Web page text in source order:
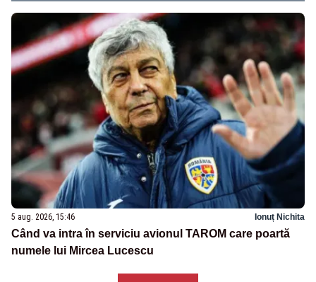
5 aug. 2026, 15:46 Ionuț Nichita
Când va intra în serviciu avionul TAROM care poartă
numele lui Mircea Lucescu